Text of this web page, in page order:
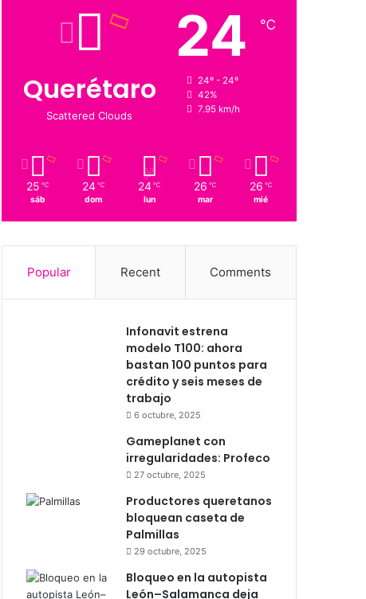
Querétaro
Scattered Clouds
24 ℃
24º - 24º
42%
7.95 km/h
25 ℃
sáb
24 ℃
dom
24 ℃
lun
26 ℃
mar
26 ℃
mié
Popular Recent Comments
Infonavit estrena
modelo T100: ahora
bastan 100 puntos para
crédito y seis meses de
trabajo
6 octubre, 2025
Gameplanet con
irregularidades: Profeco
27 octubre, 2025
Productores queretanos
bloquean caseta de
Palmillas
29 octubre, 2025
Bloqueo en la autopista
León–Salamanca deja